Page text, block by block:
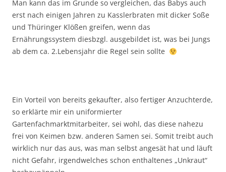
Man kann das im Grunde so vergleichen, das Babys auch
erst nach einigen Jahren zu Kasslerbraten mit dicker Soße
und Thüringer Klößen greifen, wenn das
Ernährungssystem diesbzgl. ausgebildet ist, was bei Jungs
ab dem ca. 2.Lebensjahr die Regel sein sollte
Ein Vorteil von bereits gekaufter, also fertiger Anzuchterde,
so erklärte mir ein uniformierter
Gartenfachmarktmitarbeiter, sei wohl, das diese nahezu
frei von Keimen bzw. anderen Samen sei. Somit treibt auch
wirklich nur das aus, was man selbst angesät hat und läuft
nicht Gefahr, irgendwelches schon enthaltenes „Unkraut“